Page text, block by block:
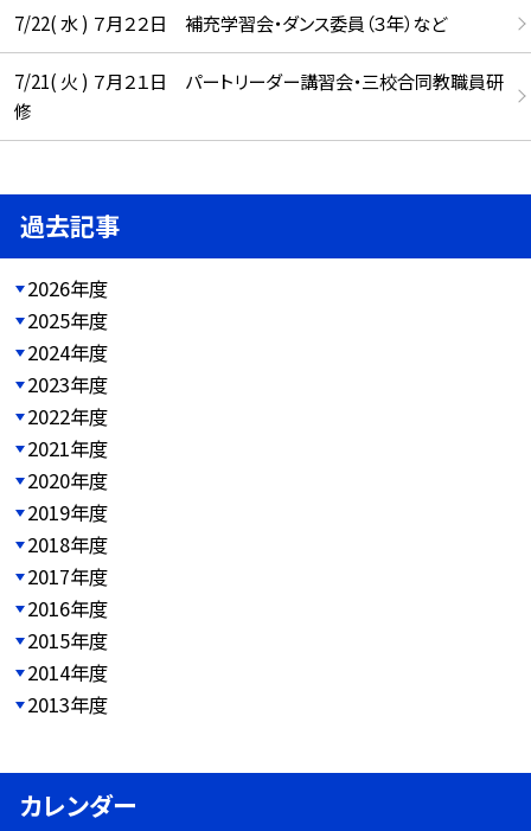
7/22( 水 ) ７月２２日 補充学習会・ダンス委員（３年）など
7/21( 火 ) ７月２１日 パートリーダー講習会・三校合同教職員研
修
過去記事
2026年度
2025年度
2024年度
2023年度
2022年度
2021年度
2020年度
2019年度
2018年度
2017年度
2016年度
2015年度
2014年度
2013年度
カレンダー